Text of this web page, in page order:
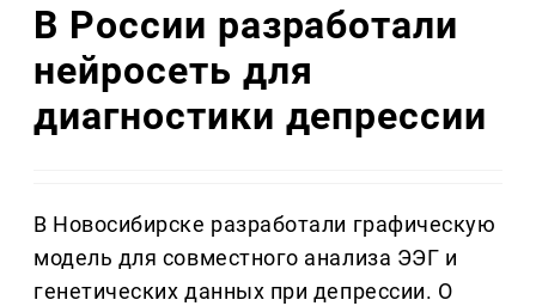
В России разработали
нейросеть для
диагностики депрессии
В Новосибирске разработали графическую
модель для совместного анализа ЭЭГ и
генетических данных при депрессии. О